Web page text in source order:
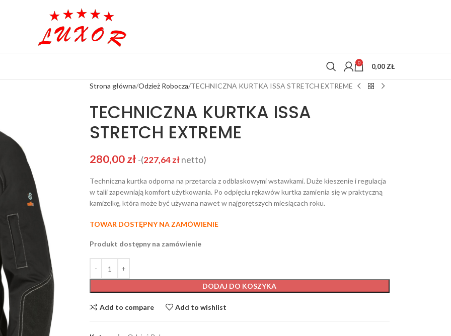
0 0,00 ZŁ
Strona główna Odzież Robocza TECHNICZNA KURTKA ISSA STRETCH EXTREME
TECHNICZNA KURTKA ISSA
STRETCH EXTREME
280,00zł -(227,64złnetto)
Techniczna kurtka odporna na przetarcia z odblaskowymi wstawkami. Duże kieszenie i regulacja
w talii zapewniają komfort użytkowania. Po odpięciu rękawów kurtka zamienia się w praktyczną
kamizelkę, która może być używana nawet w najgorętszych miesiącach roku.
TOWAR DOSTĘPNY NA ZAMÓWIENIE
Produkt dostępny na zamówienie
DODAJ DO KOSZYKA
Add to compare Add to wishlist